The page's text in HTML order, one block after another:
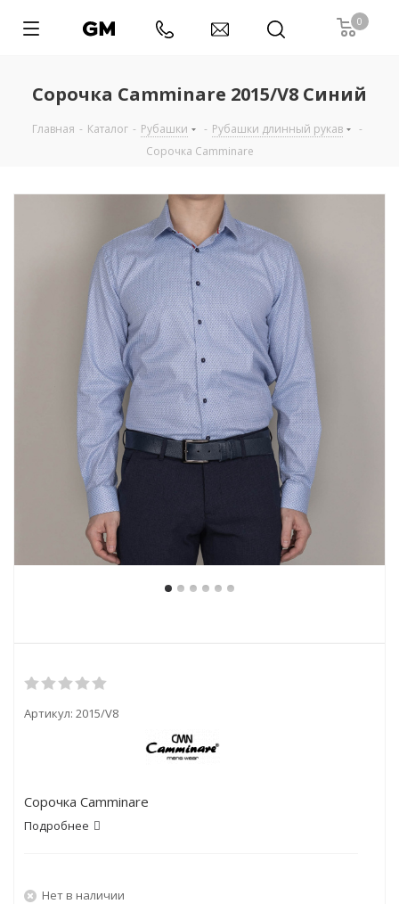
0
Сорочка Camminare 2015/V8 Синий
Главная - Каталог - Рубашки - Рубашки длинный рукав
-
Сорочка Camminare
Артикул: 2015/V8
Сорочка Camminare
Подробнее
Нет в наличии